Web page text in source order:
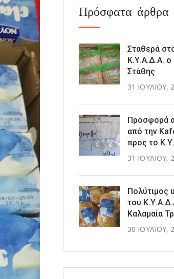
Πρόσφατα άρθρα
Σταθερά
Κ.Υ.Α.Δ.Α.
Στάθης
31 ΙΟΥΛΊΟΥ,
Προσφορά
από την
προς το
31 ΙΟΥΛΊΟΥ,
Πολύτιμος
του
Καλαμαία
30 ΙΟΥΛΊΟΥ,